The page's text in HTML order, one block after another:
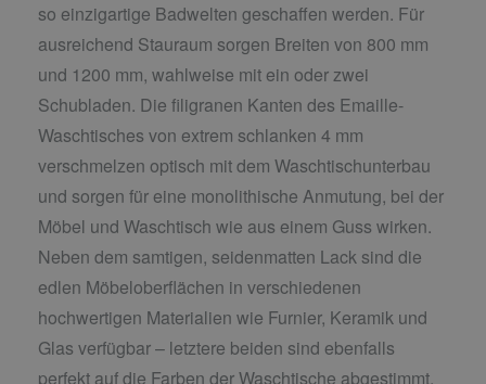
so einzigartige Badwelten geschaffen werden. Für
ausreichend Stauraum sorgen Breiten von 800 mm
und 1200 mm, wahlweise mit ein oder zwei
Schubladen. Die filigranen Kanten des Emaille-
Waschtisches von extrem schlanken 4 mm
verschmelzen optisch mit dem Waschtischunterbau
und sorgen für eine monolithische Anmutung, bei der
Möbel und Waschtisch wie aus einem Guss wirken.
Neben dem samtigen, seidenmatten Lack sind die
edlen Möbeloberflächen in verschiedenen
hochwertigen Materialien wie Furnier, Keramik und
Glas verfügbar – letztere beiden sind ebenfalls
perfekt auf die Farben der Waschtische abgestimmt,